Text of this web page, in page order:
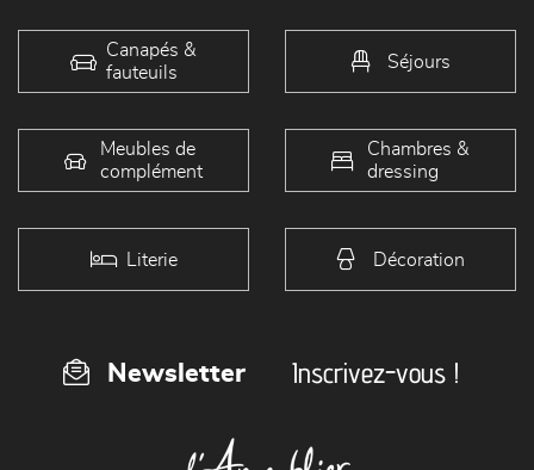
Canapés &
fauteuils
Séjours
Meubles de
complément
Chambres &
dressing
Literie Décoration
Newsletter Inscrivez-vous !